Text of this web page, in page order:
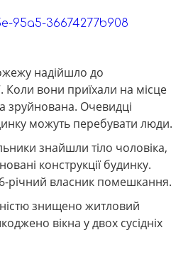
надійшло до
Коли вони приїхали на місце
зруйнована. Очевидці
можуть перебувати люди.
знайшли тіло чоловіка,
конструкції будинку.
річний власник помешкання.
знищено житловий
вікна у двох сусідніх